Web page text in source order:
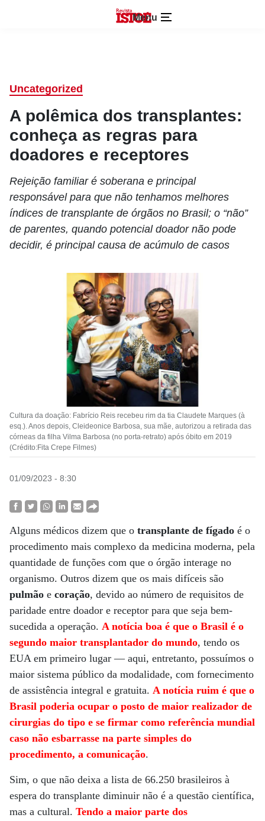
Menu
Uncategorized
A polêmica dos transplantes:
conheça as regras para
doadores e receptores
Rejeição familiar é soberana e principal
responsável para que não tenhamos melhores
índices de transplante de órgãos no Brasil; o “não”
de parentes, quando potencial doador não pode
decidir, é principal causa de acúmulo de casos
Cultura da doação: Fabrício Reis recebeu rim da tia Claudete Marques (à
esq.). Anos depois, Cleideonice Barbosa, sua mãe, autorizou a retirada das
córneas da filha Vilma Barbosa (no porta-retrato) após óbito em 2019
(Crédito:Fita Crepe Filmes)
01/09/2023 - 8:30
Alguns médicos dizem que o transplante de fígado é o
procedimento mais complexo da medicina moderna, pela
quantidade de funções com que o órgão interage no
organismo. Outros dizem que os mais difíceis são
pulmão e coração, devido ao número de requisitos de
paridade entre doador e receptor para que seja bem-
sucedida a operação. A notícia boa é que o Brasil é o
segundo maior transplantador do mundo, tendo os
EUA em primeiro lugar — aqui, entretanto, possuímos o
maior sistema público da modalidade, com fornecimento
de assistência integral e gratuita. A notícia ruim é que o
Brasil poderia ocupar o posto de maior realizador de
cirurgias do tipo e se firmar como referência mundial
caso não esbarrasse na parte simples do
procedimento, a comunicação.
Sim, o que não deixa a lista de 66.250 brasileiros à
espera do transplante diminuir não é a questão científica,
mas a cultural. Tendo a maior parte dos